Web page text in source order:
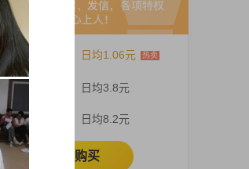
日均1.06元
日均3.8元
日均8.2元
立即购买